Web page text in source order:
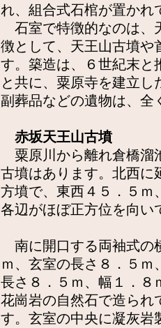
れ、組合式石棺が置かれ
石室で特徴的なのは、
徴として、天王山古墳や
す。築造は、６世紀末と
と共に、粟原寺を建立
副葬品などの遺物は、全
赤坂天王山古墳
粟原川から離れ倉橋溜
古墳はあります。北西に
方墳で、東西４５．５ｍ
各辺がほぼ正方位を向い
南に開口する両袖式の
ｍ、玄室の長さ８．５
長さ８．５ｍ、幅１．８
花崗岩の自然石で造られ
す。玄室の中央に凝灰岩